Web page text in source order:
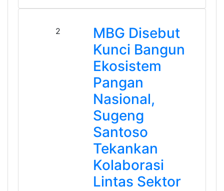
2
MBG Disebut
Kunci Bangun
Ekosistem
Pangan
Nasional,
Sugeng
Santoso
Tekankan
Kolaborasi
Lintas Sektor